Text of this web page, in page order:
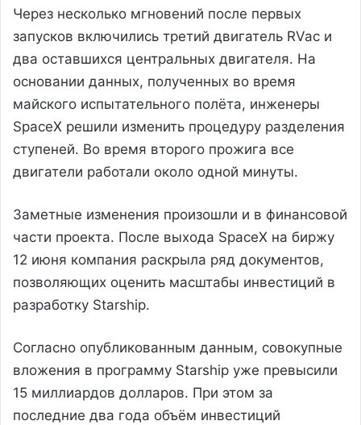
Через несколько мгновений после первых
запусков включились третий двигатель RVac и
два оставшихся центральных двигателя. На
основании данных, полученных во время
майского испытательного полёта, инженеры
SpaceX решили изменить процедуру разделения
ступеней. Во время второго прожига все
двигатели работали около одной минуты.
Заметные изменения произошли и в финансовой
части проекта. После выхода SpaceX на биржу
12 июня компания раскрыла ряд документов,
позволяющих оценить масштабы инвестиций в
разработку Starship.
Согласно опубликованным данным, совокупные
вложения в программу Starship уже превысили
15 миллиардов долларов. При этом за
последние два года объём инвестиций